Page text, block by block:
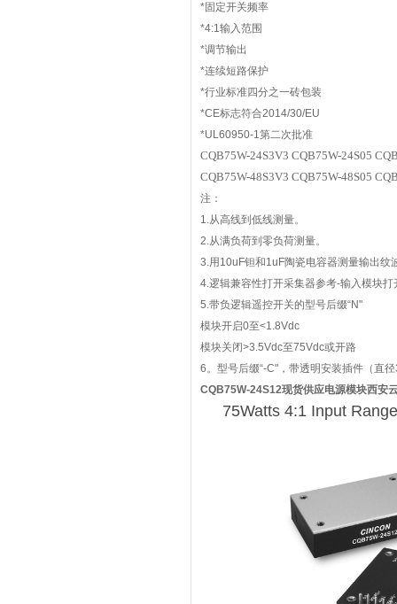
*固定开关频率
*4:1输入范围
*调节输出
*连续短路保护
*行业标准四分之一砖包装
*CE标志符合2014/30/EU
*UL60950-1第二次批准
CQB75W-24S3V3 CQB75W-24S05
CQB75W-48S3V3 CQB75W-48S05
注：
1.从高线到低线测量。
2.从满负荷到零负荷测量。
3.用10uF钽和1uF陶瓷电容器测量输出纹
4.逻辑兼容性打开采集器参考-输入模块
5.带负逻辑遥控开关的型号后缀“N"
模块开启0至<1.8Vdc
模块关闭>3.5Vdc至75Vdc或开路
6。型号后缀“-C"，带透明安装插件（直
CQB75W-24S12现货供应电源模块西安
75Watts 4:1 Input